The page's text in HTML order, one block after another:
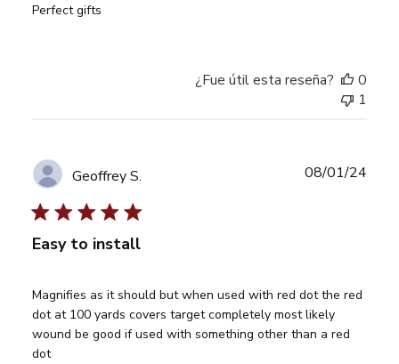
Perfect gifts
¿Fue útil esta reseña?
0
1
Geoffrey S.
Easy to install
Magnifies as it should but when used with red dot the red
dot at 100 yards covers target completely most likely
wound be good if used with something other than a red
dot
08/01/24